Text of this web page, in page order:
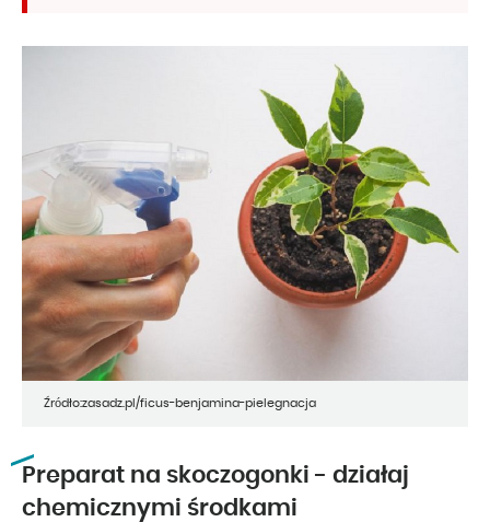
Źródło:zasadz.pl/ficus-benjamina-pielegnacja
Preparat na skoczogonki - działaj
chemicznymi środkami